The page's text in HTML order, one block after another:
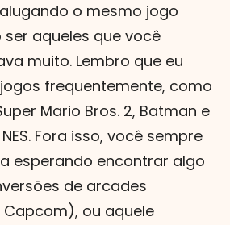
o mesmo jogo
ser aqueles que você
muito. Lembro que eu
frequentemente, como
Mario Bros. 2, Batman e
Fora isso, você sempre
esperando encontrar algo
de arcades
Capcom), ou aquele